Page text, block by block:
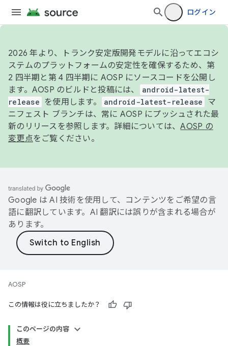
ログイン
2026 年より、トランク安定版開発モデルに沿ってエコシ
ステムのプラットフォームの安定性を確保するため、第
2 四半期と第 4 四半期に AOSP にソースコードを公開し
ます。AOSP のビルドと投稿には、
android-latest-
release
を使用します。 android-latest-release
マ
ニフェスト ブランチは、常に AOSP にプッシュされた最
新のリリースを参照します。詳細については、AOSP の
変更点をご覧ください。
Google は AI 技術を使用して、コンテンツをご希望の言
語に翻訳しています。AI 翻訳には誤りが含まれる場合が
あります。
AOSP
この情報は役に立ちましたか？
このページの内容
概要